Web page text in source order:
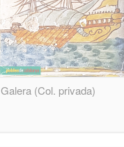
Galera (Col. privada)